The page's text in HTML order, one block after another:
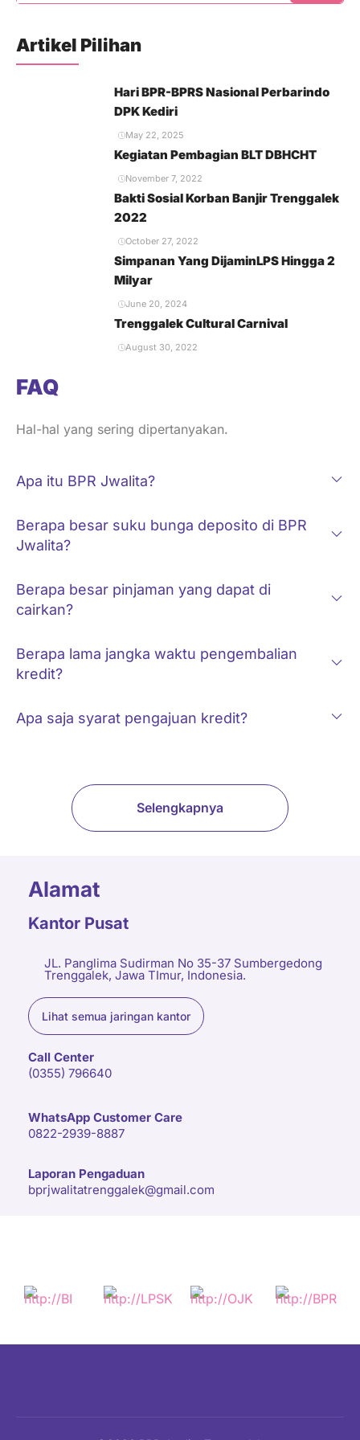
Artikel Pilihan
Hari BPR-BPRS Nasional Perbarindo
DPK Kediri
May 22, 2025
Kegiatan Pembagian BLT DBHCHT
November 7, 2022
Bakti Sosial Korban Banjir Trenggalek
2022
October 27, 2022
Simpanan Yang DijaminLPS Hingga 2
Milyar
June 20, 2024
Trenggalek Cultural Carnival
August 30, 2022
FAQ
Hal-hal yang sering dipertanyakan.
Apa itu BPR Jwalita?
Berapa besar suku bunga deposito di BPR
Jwalita?
Berapa besar pinjaman yang dapat di
cairkan?
Berapa lama jangka waktu pengembalian
kredit?
Apa saja syarat pengajuan kredit?
Selengkapnya
Alamat
Kantor Pusat
JL. Panglima Sudirman No 35-37 Sumbergedong
Trenggalek, Jawa TImur, Indonesia.
Lihat semua jaringan kantor
Call Center
(0355) 796640
WhatsApp Customer Care
0822-2939-8887
Laporan Pengaduan
bprjwalitatrenggalek@gmail.com